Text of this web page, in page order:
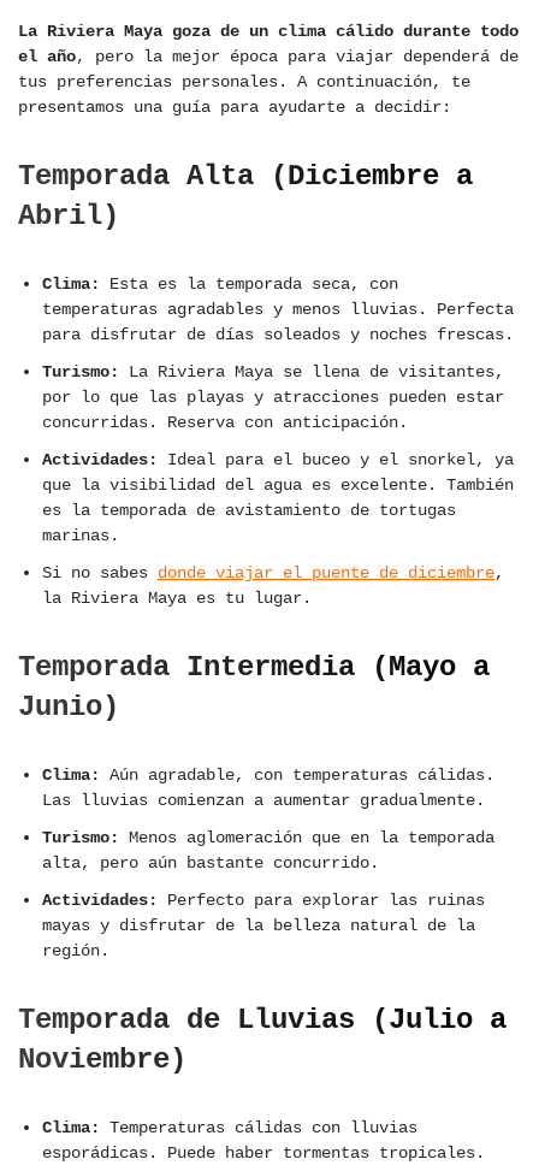
La Riviera Maya goza de un clima cálido durante todo
el año, pero la mejor época para viajar dependerá de
tus preferencias personales. A continuación, te
presentamos una guía para ayudarte a decidir:
Temporada Alta (Diciembre a
Abril)
Clima:
Esta es la temporada seca, con
temperaturas agradables y menos lluvias. Perfecta
para disfrutar de días soleados y noches frescas.
Turismo:
La Riviera Maya se llena de visitantes,
por lo que las playas y atracciones pueden estar
concurridas. Reserva con anticipación.
Actividades:
Ideal para el buceo y el snorkel, ya
que la visibilidad del agua es excelente. También
es la temporada de avistamiento de tortugas
marinas.
Si no sabes donde viajar el puente de diciembre,
la Riviera Maya es tu lugar.
Temporada Intermedia (Mayo a
Junio)
Clima:
Aún agradable, con temperaturas cálidas.
Las lluvias comienzan a aumentar gradualmente.
Turismo:
Menos aglomeración que en la temporada
alta, pero aún bastante concurrido.
Actividades:
Perfecto para explorar las ruinas
mayas y disfrutar de la belleza natural de la
región.
Temporada de Lluvias (Julio a
Noviembre)
Clima:
Temperaturas cálidas con lluvias
esporádicas. Puede haber tormentas tropicales.